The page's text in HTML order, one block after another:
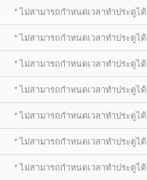
* ไม่สามารถกำหนดเวลาทำประตูได้
* ไม่สามารถกำหนดเวลาทำประตูได้
* ไม่สามารถกำหนดเวลาทำประตูได้
* ไม่สามารถกำหนดเวลาทำประตูได้
* ไม่สามารถกำหนดเวลาทำประตูได้
* ไม่สามารถกำหนดเวลาทำประตูได้
* ไม่สามารถกำหนดเวลาทำประตูได้